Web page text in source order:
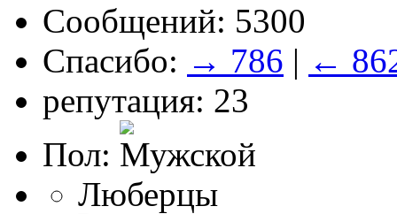
Сообщений: 5300
Спасибо: → 786 | ←
репутация: 23
Пол:
Люберцы